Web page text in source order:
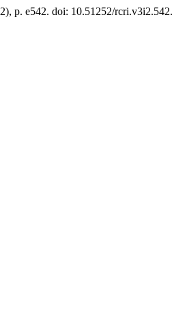
p. e542. doi: 10.51252/rcri.v3i2.542.